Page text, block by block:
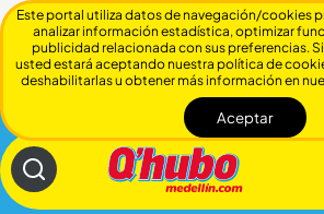
Este portal utiliza datos de navegación/cookies
analizar información estadística, optimizar
publicidad relacionada con sus preferencias.
usted estará aceptando nuestra política de
deshabilitarlas u obtener más información en
Aceptar